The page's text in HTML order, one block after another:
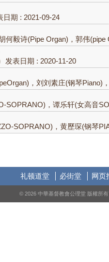
日期 : 2021-09-24
何毅诗(Pipe Organ)，郭伟(pipe
发表日期 : 2020-11-20
，刘刘素庄(钢琴Piano)
SOPRANO)，谭乐轩(女高音
SOPRANO)，黄歷琛(钢琴
礼顿道堂 必街堂 网页
© 2026 中華基督教會公理堂 版權所